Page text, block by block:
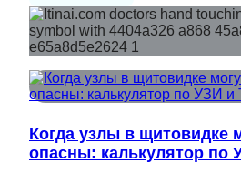
Когда узлы в щитовидке
опасны: калькулятор по